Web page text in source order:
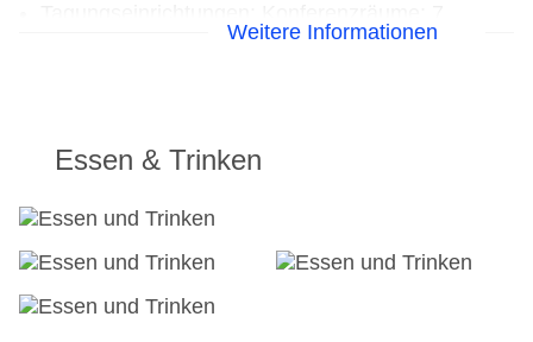
klimatisierte Tagungsräume, Tagungsequipment:
Weitere Informationen
Essen & Trinken